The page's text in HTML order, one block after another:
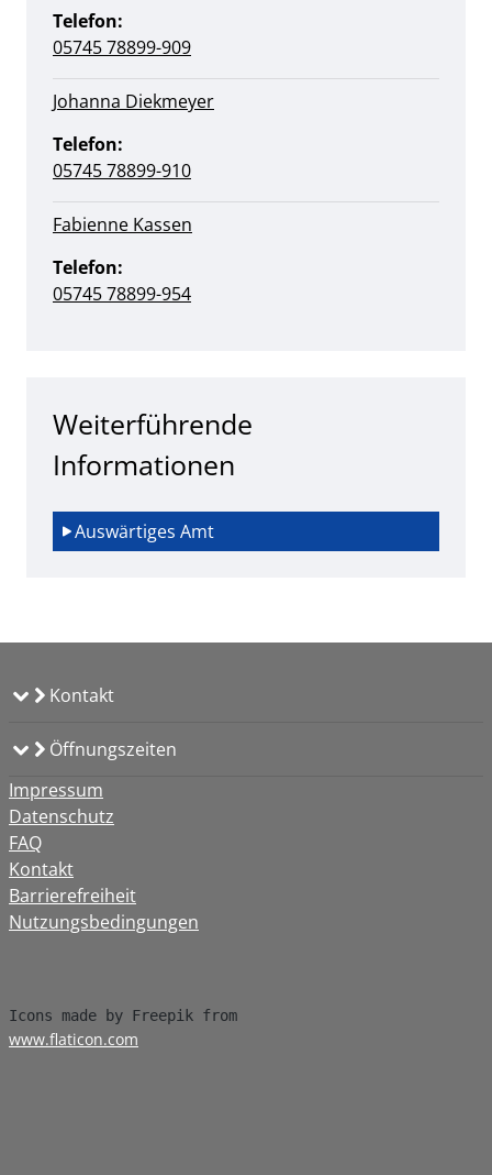
Telefon:
05745 78899-909
Johanna Diekmeyer
Telefon:
05745 78899-910
Fabienne Kassen
Telefon:
05745 78899-954
Weiterführende
Informationen
Auswärtiges Amt
Kontakt
Öffnungszeiten
Impressum
Datenschutz
FAQ
Kontakt
Barrierefreiheit
Nutzungsbedingungen
www.flaticon.com